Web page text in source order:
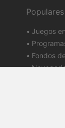
Juegos
Fondos